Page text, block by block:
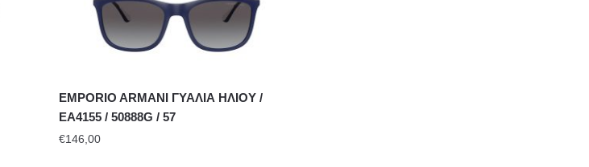
EMPORIO ARMANI ΓΥΑΛΙΑ ΗΛΙΟΥ /
EA4155 / 50888G / 57
€146,00